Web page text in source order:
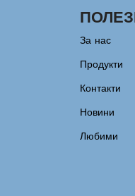
За нас
Продукти
Контакти
Новини
Любими